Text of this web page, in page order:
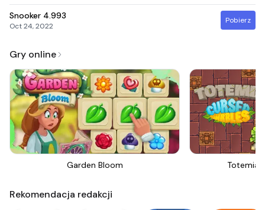
Snooker 4.993
Oct 24, 2022
Pobierz
Gry online
Garden Bloom Totemia
Rekomendacja redakcji